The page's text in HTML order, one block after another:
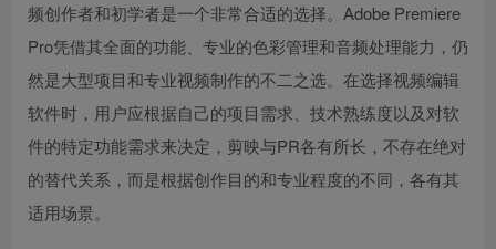
频创作者和初学者是一个非常合适的选择。Adobe Premiere
Pro凭借其全面的功能、专业的色彩管理和音频处理能力，仍
然是大型项目和专业视频制作的不二之选。在选择视频编辑
软件时，用户应根据自己的项目需求、技术熟练度以及对软
件的特定功能需求来决定，剪映与PR各有所长，不存在绝对
的替代关系，而是根据创作目的和专业程度的不同，各有其
适用场景。